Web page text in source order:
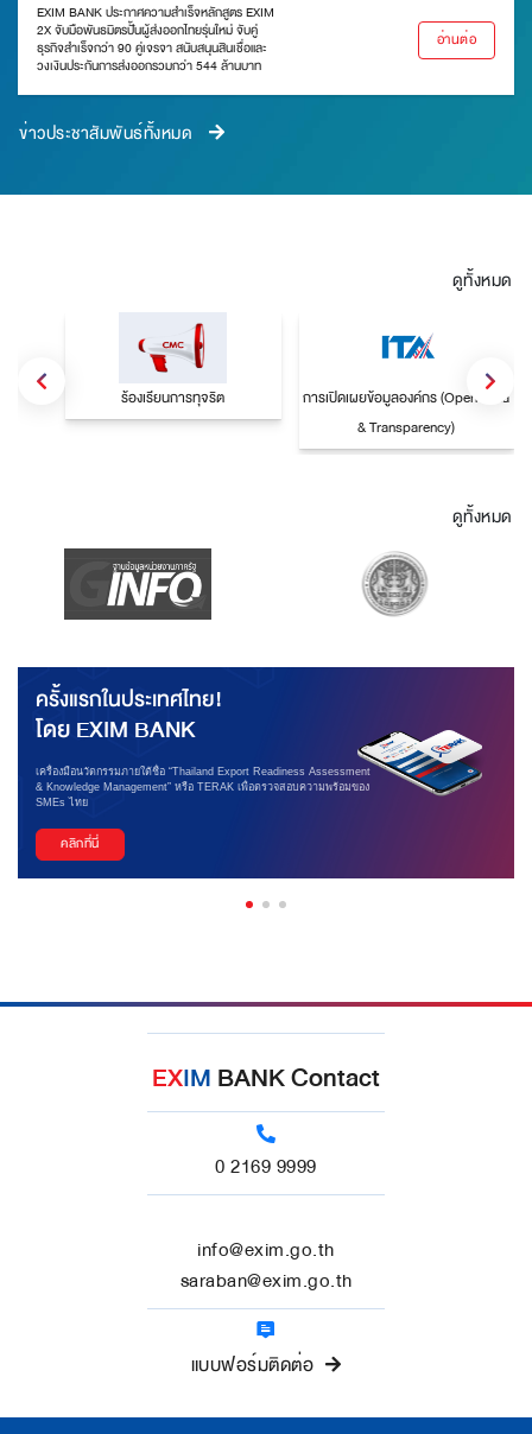
EXIM BANK ประกาศความสำเร็จหลักสูตร EXIM
2X จับมือพันธมิตรปั้นผู้ส่งออกไทยรุ่นใหม่ จับคู่
ธุรกิจสำเร็จกว่า 90 คู่เจรจา สนับสนุนสินเชื่อและ
วงเงินประกันการส่งออกรวมกว่า 544 ล้านบาท
อ่านต่อ
ข่าวประชาสัมพันธ์ทั้งหมด
ดูทั้งหมด
ร้องเรียนการทุจริต
การเปิดเผยข้อมูลองค์กร (Open Data
& Transparency)
ดูทั้งหมด
ครั้งแรกในประเทศไทย!
โดย EXIM BANK
เครื่องมือนวัตกรรมภายใต้ชื่อ “Thailand Export Readiness Assessment
& Knowledge Management” หรือ TERAK เพื่อตรวจสอบความพร้อมของ
SMEs ไทย
คลิกที่นี่
EXIMBANK Contact
0 2169 9999
info@exim.go.th
saraban@exim.go.th
แบบฟอร์มติดต่อ